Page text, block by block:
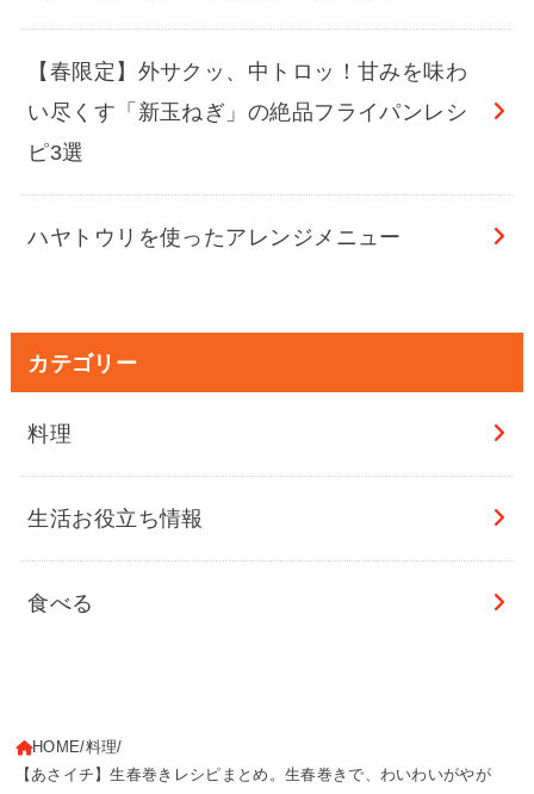
【春限定】外サクッ、中トロッ！甘みを味わ
い尽くす「新玉ねぎ」の絶品フライパンレシ
ピ3選
ハヤトウリを使ったアレンジメニュー
カテゴリー
料理
生活お役立ち情報
食べる
HOME 料理
【あさイチ】生春巻きレシピまとめ。生春巻きで、わいわいがやが